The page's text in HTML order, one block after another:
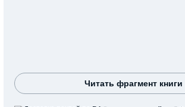
Читать фрагмент книги